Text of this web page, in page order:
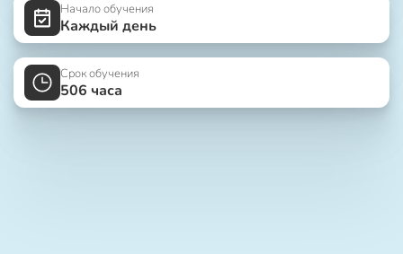
Начало обучения
Каждый день
Срок обучения
506 часа